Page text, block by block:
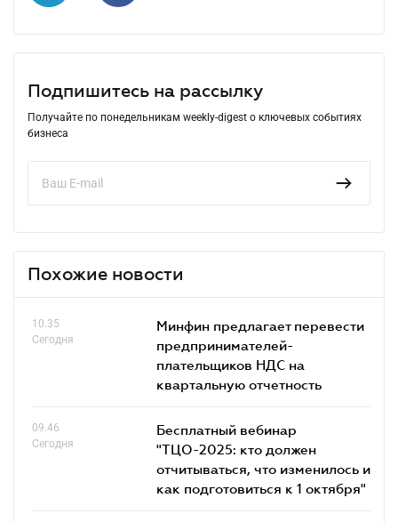
Подпишитесь на рассылку
Получайте по понедельникам weekly-digest о ключевых событиях
бизнеса
Похожие новости
10.35
Сегодня
Минфин предлагает перевести
предпринимателей-
плательщиков НДС на
квартальную отчетность
09.46
Сегодня
Бесплатный вебинар
"ТЦО-2025: кто должен
отчитываться, что изменилось и
как подготовиться к 1 октября"